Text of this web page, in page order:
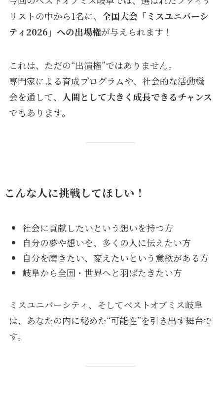
リストの中から1名に、 全国大会「ミスユニバーシ
ティ2026」への出場権が与えられます！
これは、ただの“出演権”ではありません。
専門家による育成プログラムや、社会的な活動機
会を通して、
人間として大きく成長できるチャンス
でもあります。
こんな人に挑戦してほしい！
社会に貢献したいという想いを持つ方
自分の夢や想いを、多くの人に伝えたい方
自分を磨きたい、変えたいという意欲がある方
岐阜から全国・世界へと羽ばたきたい方
ミスユニバーシティ、そしてベストオブミス岐阜
は、あなたの内に秘めた“可能性”を引き出す舞台で
す。